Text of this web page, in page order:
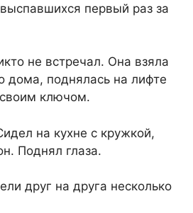
первый раз за
не встречал. Она взяла
дома, поднялась на лифте
ключом.
на кухне с кружкой,
Поднял глаза.
друг на друга несколько